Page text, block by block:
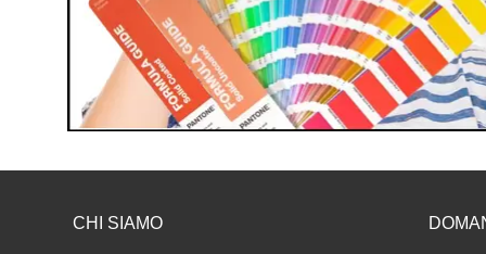
CHI SIAMO